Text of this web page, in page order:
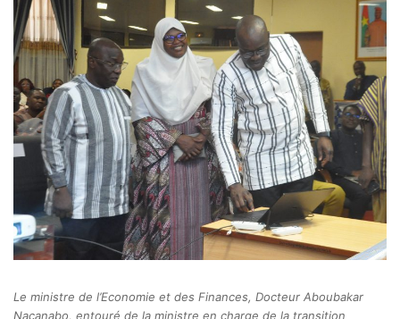
Le ministre de l’Economie et des Finances, Docteur Aboubakar
Nacanabo, entouré de la ministre en charge de la transition